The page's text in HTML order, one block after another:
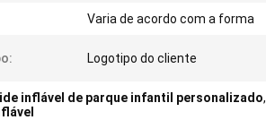
Varia de acordo com a forma
Logotipo do cliente
inflável de parque infantil personalizado,